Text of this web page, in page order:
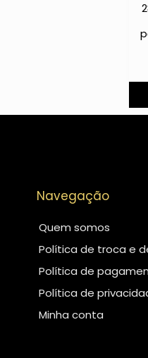
Navegação
Quem somos
Política de troca e
Política de
Política de
Minha conta